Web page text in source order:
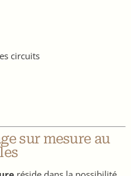
circuits
sur mesure au